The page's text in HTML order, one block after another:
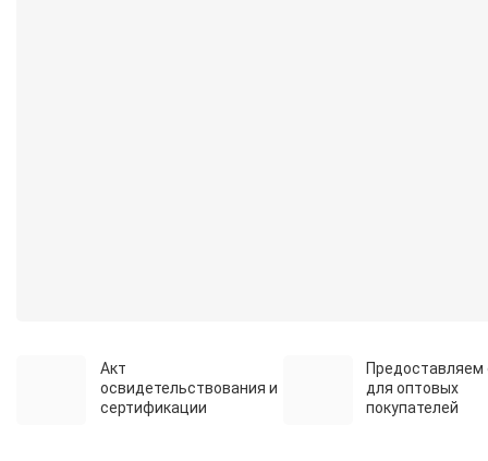
Акт
освидетельствования и
сертификации
Предоставляем
для оптовых
покупателей